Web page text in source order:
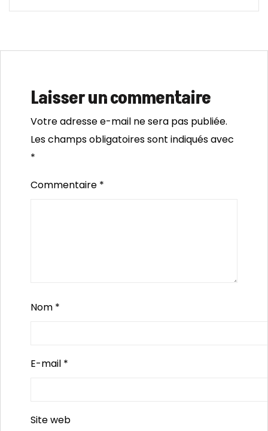
Laisser un commentaire
Votre adresse e-mail ne sera pas publiée.
Les champs obligatoires sont indiqués avec
*
Commentaire *
Nom *
E-mail *
Site web